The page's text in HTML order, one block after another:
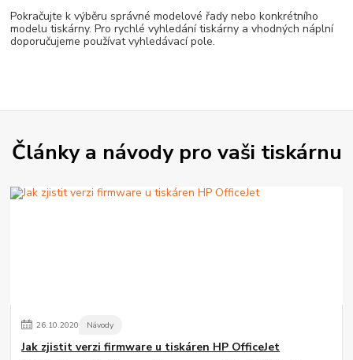
Pokračujte k výběru správné modelové řady nebo konkrétního
modelu tiskárny. Pro rychlé vyhledání tiskárny a vhodných náplní
doporučujeme používat vyhledávací pole.
Články a návody pro vaši tiskárnu
26.10.2020 Návody
Jak zjistit verzi firmware u tiskáren HP OfficeJet